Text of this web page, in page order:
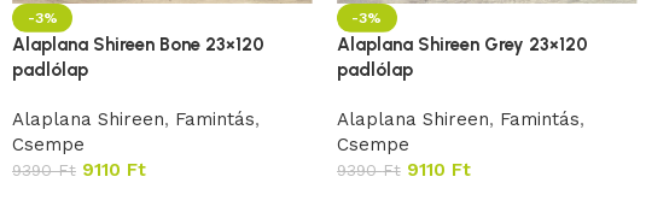
-3%
Alaplana Shireen Bone 23×120
padlólap
Alaplana Shireen, Famintás,
Csempe
9390Ft 9110 Ft
-3%
Alaplana Shireen Grey 23×120
padlólap
Alaplana Shireen, Famintás,
Csempe
9390Ft 9110 Ft